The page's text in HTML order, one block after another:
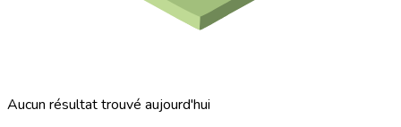
Aucun résultat trouvé aujourd'hui